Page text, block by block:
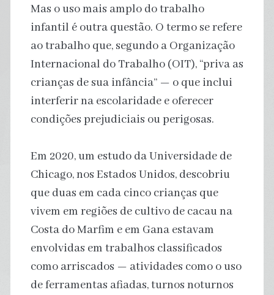
Mas o uso mais amplo do trabalho
infantil é outra questão. O termo se refere
ao trabalho que, segundo a Organização
Internacional do Trabalho (OIT), “priva as
crianças de sua infância” — o que inclui
interferir na escolaridade e oferecer
condições prejudiciais ou perigosas.
Em 2020, um estudo da Universidade de
Chicago, nos Estados Unidos, descobriu
que duas em cada cinco crianças que
vivem em regiões de cultivo de cacau na
Costa do Marfim e em Gana estavam
envolvidas em trabalhos classificados
como arriscados — atividades como o uso
de ferramentas afiadas, turnos noturnos